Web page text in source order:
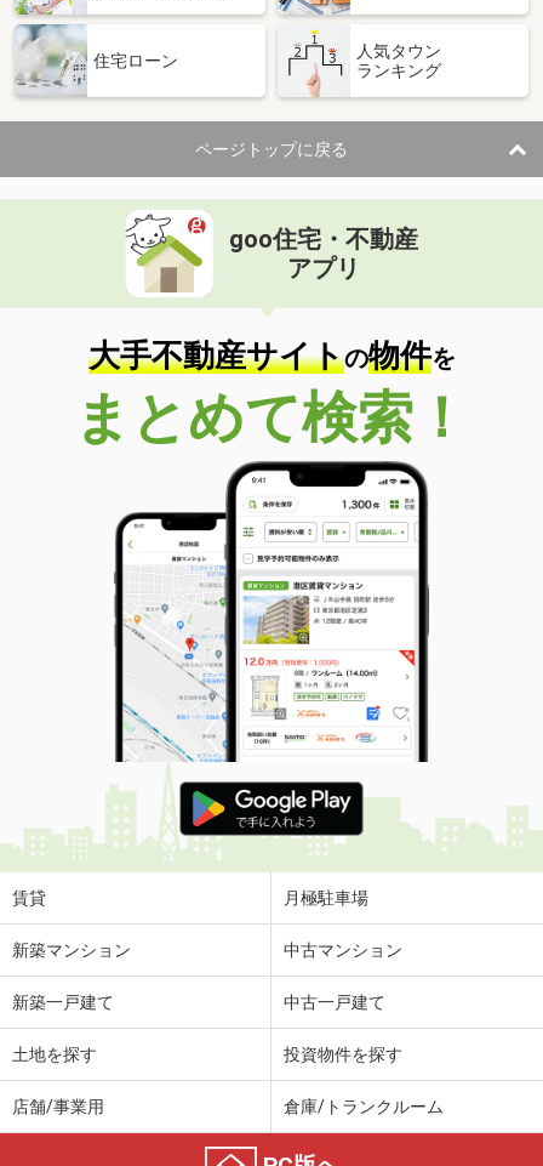
住宅ローン
人気タウン
ランキング
ページトップに戻る
goo住宅・不動産
アプリ
大手不動産サイトの物件を
まとめて検索！
賃貸 月極駐車場
新築マンション 中古マンション
新築一戸建て 中古一戸建て
土地を探す 投資物件を探す
店舗/事業用 倉庫/トランクルーム